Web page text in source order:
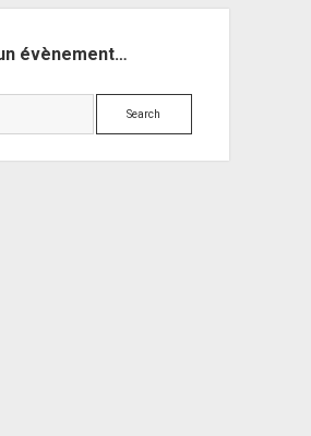
évènement…
Search